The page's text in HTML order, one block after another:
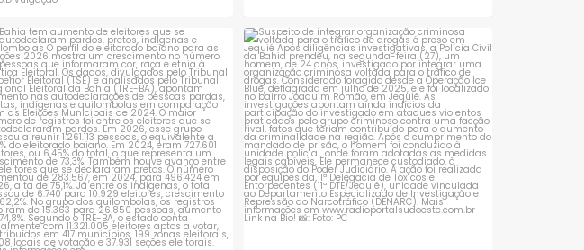
Bahia tem aumento de eleitores que se
autodeclaram...
1 0
Suspeito de integrar organização criminosa
voltada...
1 0